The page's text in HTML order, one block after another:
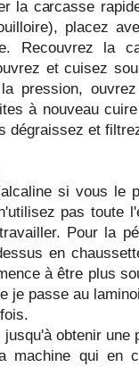
la carcasse
placez
Recouvrez la
et cuisez
pression,
à nouveau
dégraissez et
si vous le
pas toute
Pour la
en
à être plus
je passe au
obtenir une
machine qui en